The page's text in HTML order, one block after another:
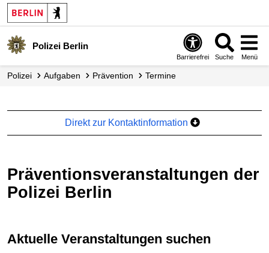
Polizei Berlin
Barrierefrei Suche Menü
Polizei Aufgaben Prävention Termine
Direkt zur Kontaktinformation
Präventionsveranstaltungen der
Polizei Berlin
Aktuelle Veranstaltungen suchen